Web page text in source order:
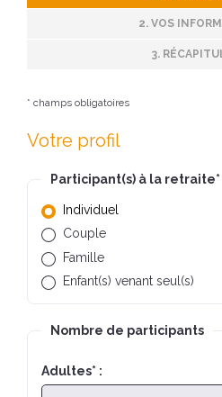
2. VOS
3.
* champs obligatoires
Votre profil
Participant(s) à la retraite*
Individuel
Couple
Famille
Enfant(s) venant seul(s)
Nombre de participants
Adultes* :